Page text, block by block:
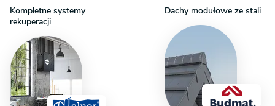
mu reprezentacyjny charakter.
– zaprojektowane miejsce
na saunę to luksusowy element, który pozwala
stworzyć domowe SPA i dbać o zdrowie i relaks
na co dzień.
Wygodna strefa nocna z garderobą – trzy
Kompletne systemy
rekuperacji
Dachy modułowe ze stali